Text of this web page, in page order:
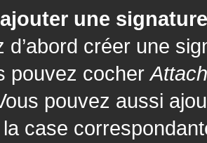
une
d’abord créer une
pouvez cocher
pouvez aussi
case